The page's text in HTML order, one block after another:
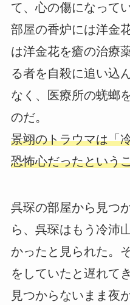
て、心の傷になって
部屋の香炉には洋金
は洋金花を瘡の治療
る者を自殺に追い込
なく、医療所の蜣螂
のだ。
景翊のトラウマは「
恐怖心だったという
呉琛の部屋から見つ
ら、呉琛はもう冷沛
かったと見られた。
をしていたと遅れて
見つからないまま夜